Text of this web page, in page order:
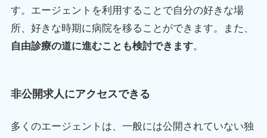
す。エージェントを利用することで自分の好きな場
所、好きな時期に病院を移ることができます。また、
自由診療の道に進むことも検討できます。
非公開求人にアクセスできる
多くのエージェントは、一般には公開されていない独